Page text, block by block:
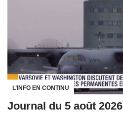
L’INFO EN CONTINU
Journal du 5 août 2026